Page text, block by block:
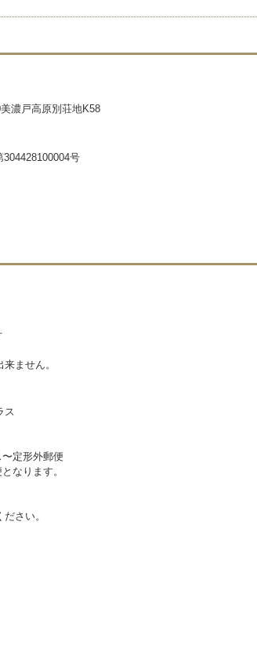
濃戸高原別荘地K58
号
ません。
ス
定形外郵便
なります。
さい。